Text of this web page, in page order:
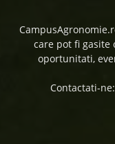
care pot fi
oportunitati,
Contactati-ne: